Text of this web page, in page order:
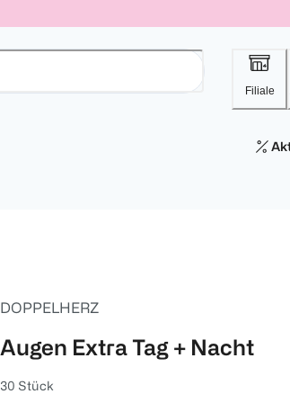
Filiale
DOPPELHERZ
Augen Extra Tag + Nacht
30 Stück